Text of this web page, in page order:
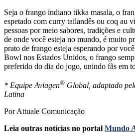
Seja o frango indiano tikka masala, o
espetado com curry tailandês ou coq au
pessoas por meio sabores, tradições e
de onde você esteja no mundo, é muito
prato de frango esteja esperando por
Bowl nos Estados Unidos, o frango
preferido do dia do jogo, unindo fãs em
* Equipe Aviagen® Global, adaptado
Latina
Por Attuale Comunicação
Leia outras notícias no portal Mundo